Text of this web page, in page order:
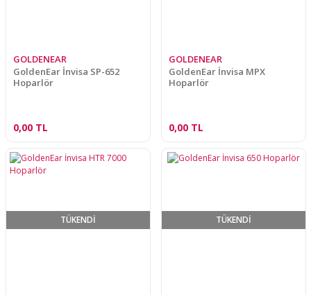
GOLDENEAR
GoldenEar İnvisa SP-652
Hoparlör
0,00 TL
GOLDENEAR
GoldenEar İnvisa MPX
Hoparlör
0,00 TL
TÜKENDİ TÜKENDİ